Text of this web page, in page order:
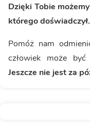
Dzięki Tobie
którego doświadczył.
Pomóż nam
człowiek może
Jeszcze nie jest za